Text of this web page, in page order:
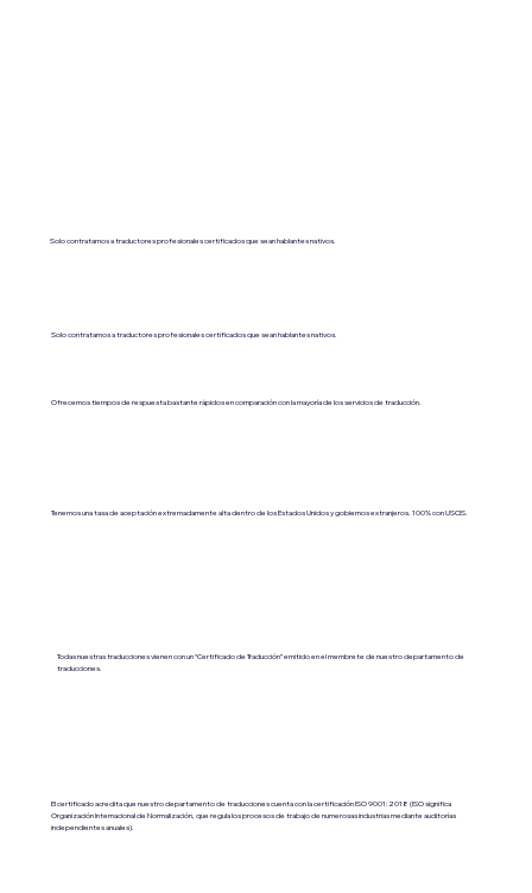
Solo contratamos a traductores profesionales certificados que sean hablantes nativos.
Solo contratamos a traductores profesionales certificados que sean hablantes nativos.
Ofrecemos tiempos de respuesta bastante rápidos en comparación con la mayoría de los servicios de traducción.
Tenemos una tasa de aceptación extremadamente alta dentro de los Estados Unidos y gobiernos extranjeros. 100% con USCIS.
Todas nuestras traducciones vienen con un “Certificado de Traducción” emitido en el membrete de nuestro departamento de
traducciones.
El certificado acredita que nuestro departamento de traducciones cuenta con la certificación ISO 9001:2018 (ISO significa
Organización Internacional de Normalización, que regula los procesos de trabajo de numerosas industrias mediante auditorías
independientes anuales).